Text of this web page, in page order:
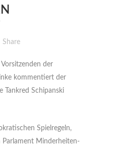
Share
der
kommentiert der
Tankred Schipanski
Spielregeln,
Minderheiten-